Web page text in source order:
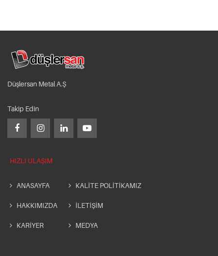
Düşlersan Metal A.Ş
Takip Edin
HIZLI ULAŞIM
ANASAYFA
HAKKIMIZDA
KARİYER
KALİTE POLİTİKAMIZ
İLETİŞİM
MEDYA